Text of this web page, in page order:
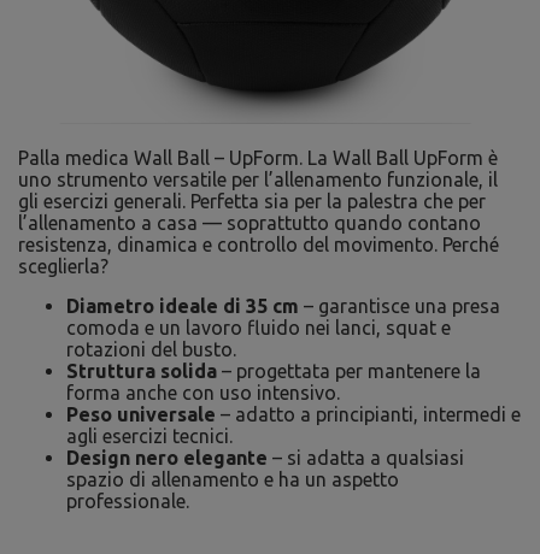
Palla medica Wall Ball – UpForm. La Wall Ball UpForm è
uno strumento versatile per l’allenamento funzionale, il
gli esercizi generali. Perfetta sia per la palestra che per
l’allenamento a casa — soprattutto quando contano
resistenza, dinamica e controllo del movimento. Perché
sceglierla?
Diametro ideale di 35 cm – garantisce una presa
comoda e un lavoro fluido nei lanci, squat e
rotazioni del busto.
Struttura solida – progettata per mantenere la
forma anche con uso intensivo.
Peso universale – adatto a principianti, intermedi e
agli esercizi tecnici.
Design nero elegante – si adatta a qualsiasi
spazio di allenamento e ha un aspetto
professionale.